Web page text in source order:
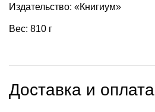
Издательство: «Книгиум»
Вес: 810 г
Доставка и оплата